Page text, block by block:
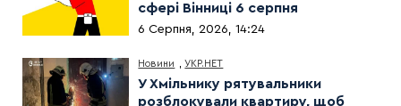
сфері Вінниці 6 серпня
6 Серпня, 2026, 14:24
Новини ,УКР.НЕТ
У Хмільнику рятувальники
розблокували квартиру, щоб